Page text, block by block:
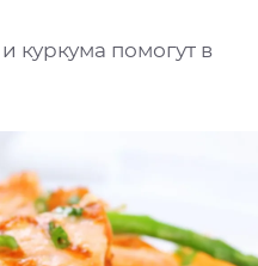
куркума помогут в